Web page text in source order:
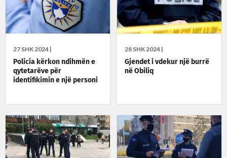
28 SHK 2024 |
Gjendet i vdekur një burrë
në Obiliq
27 SHK 2024 |
Policia kërkon ndihmën e
qytetarëve për
identifikimin e një personi